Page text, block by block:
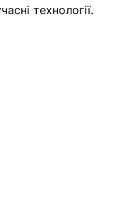
технології.